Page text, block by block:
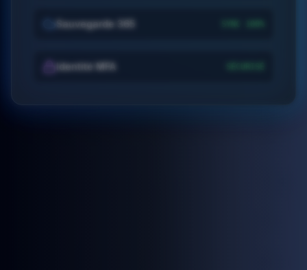
Sauvegarde 365
Identité MFA